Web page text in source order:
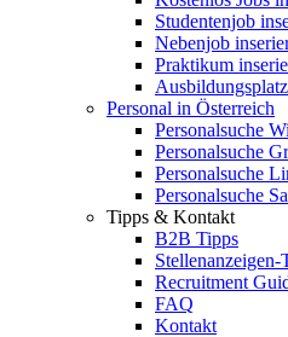
Studentenjob
Nebenjob
Praktikum
Personal in Österreich
Personalsuche
Personalsuche
Personalsuche
Personalsuche
Tipps & Kontakt
B2B Tipps
Stellenanzeigen-
Recruitment
FAQ
Kontakt